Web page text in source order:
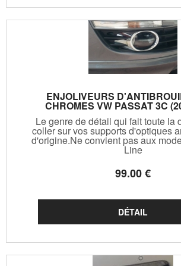
ENJOLIVEURS
CHROMES VW PASSAT 3C
Le genre de détail qui fait toute la
coller sur vos supports d'optiques
d'origine.Ne convient pas aux
Line
99.00€